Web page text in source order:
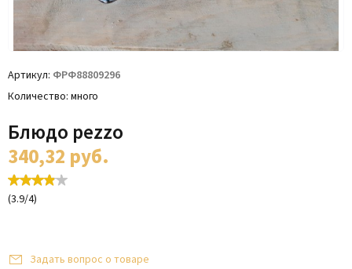
Артикул ФРФ88809296
Количество много
Блюдо pezzo
340,32 руб.
(3.9/4)
Задать вопрос о товаре